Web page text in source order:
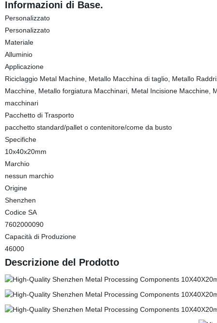
Informazioni di Base.
Personalizzato
Personalizzato
Materiale
Alluminio
Applicazione
Riciclaggio Metal Machine, Metallo Macchina di taglio, Metallo
Macchine, Metallo forgiatura Macchinari, Metal Incisione Macchine,
macchinari
Pacchetto di Trasporto
pacchetto standard/pallet o contenitore/come da busto
Specifiche
10x40x20mm
Marchio
nessun marchio
Origine
Shenzhen
Codice SA
7602000090
Capacità di Produzione
46000
Descrizione del Prodotto